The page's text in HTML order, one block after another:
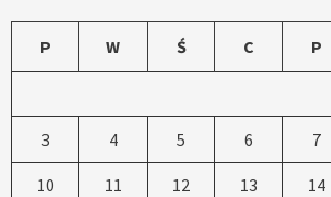
P W Ś C P
3 4 5 6 7
10 11 12 13 14